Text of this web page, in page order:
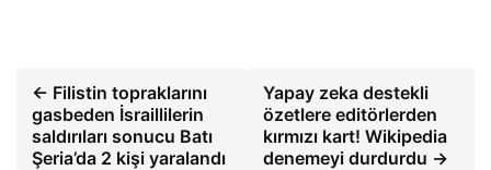
← Filistin topraklarını
gasbeden İsraillilerin
saldırıları sonucu Batı
Şeria’da 2 kişi yaralandı
Yapay zeka destekli
özetlere editörlerden
kırmızı kart! Wikipedia
denemeyi durdurdu →